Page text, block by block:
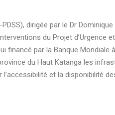
dirigée par le Dr
du Projet d’Urgence
par la Banque Mondiale à
du Haut Katanga les
et la disponibilité